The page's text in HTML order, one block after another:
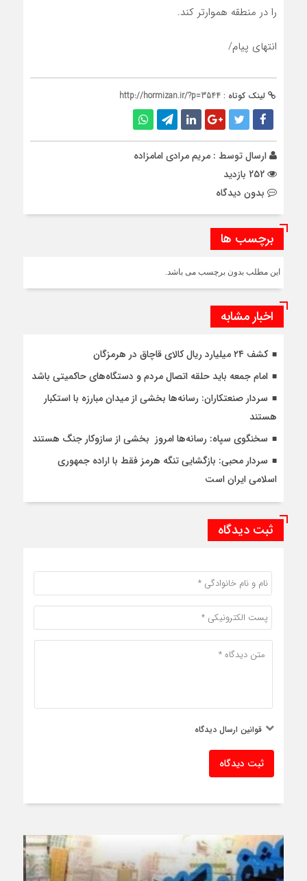
را در منطقه هموارتر کند.
انتهای پیام/
لینک کوتاه : http://hormizan.ir/?p=3544
ارسال توسط : مریم مرادی امامزاده
بدون دیدگاه
برچسب ها
این مطلب بدون برچسب می باشد.
اخبار مشابه
کشف ۲۴ میلیارد ریال کالای قاچاق در هرمزگان
امام جمعه باید حلقه اتصال مردم و دستگاه‌های حاکمیتی باشد
سردار صنعتکاران: رسانه‌ها بخشی از میدان مبارزه با استکبار
هستند
سخنگوی سپاه: رسانه‌ها امروز بخشی از سازوکار جنگ هستند
سردار محبی: بازگشایی تنگه‌ هرمز فقط با اراده جمهوری
اسلامی ایران است
ثبت دیدگاه
قوانین ارسال دیدگاه
ثبت دیدگاه